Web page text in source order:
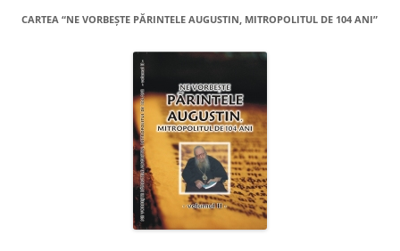
CARTEA “NE VORBEŞTE PĂRINTELE AUGUSTIN, MITROPOLITUL DE 104 ANI”